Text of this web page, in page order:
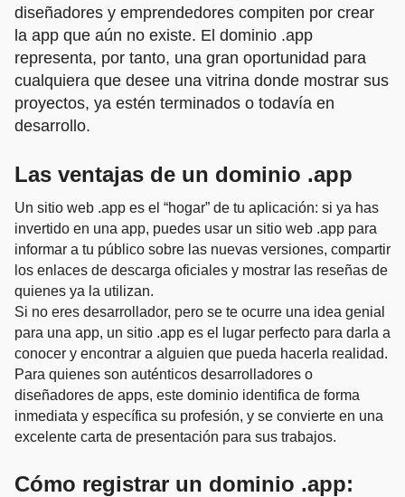
diseñadores y emprendedores compiten por crear
la app que aún no existe. El dominio .app
representa, por tanto, una gran oportunidad para
cualquiera que desee una vitrina donde mostrar sus
proyectos, ya estén terminados o todavía en
desarrollo.
Las ventajas de un dominio .app
Un sitio web .app es el “hogar” de tu aplicación: si ya has
invertido en una app, puedes usar un sitio web .app para
informar a tu público sobre las nuevas versiones, compartir
los enlaces de descarga oficiales y mostrar las reseñas de
quienes ya la utilizan.
Si no eres desarrollador, pero se te ocurre una idea genial
para una app, un sitio .app es el lugar perfecto para darla a
conocer y encontrar a alguien que pueda hacerla realidad.
Para quienes son auténticos desarrolladores o
diseñadores de apps, este dominio identifica de forma
inmediata y específica su profesión, y se convierte en una
excelente carta de presentación para sus trabajos.
Cómo registrar un dominio .app: